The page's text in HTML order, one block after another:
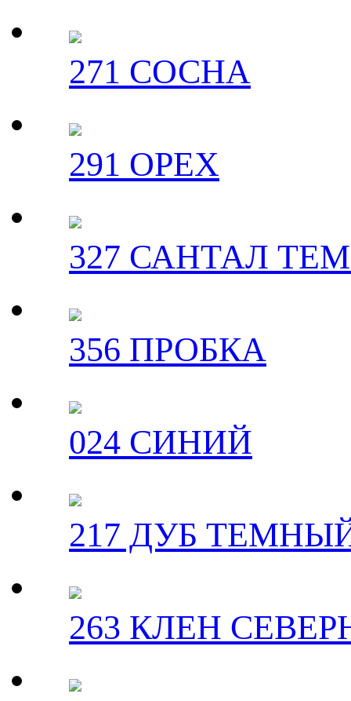
271 СОСНА
291 ОРЕХ
327 САНТАЛ
356 ПРОБКА
024 СИНИЙ
217 ДУБ
263 КЛЕН